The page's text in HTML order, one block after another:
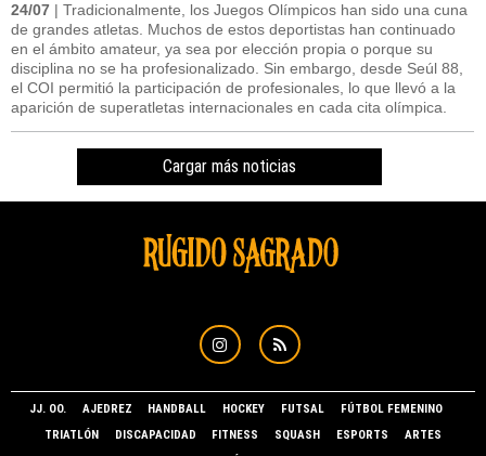
24/07 | Tradicionalmente, los Juegos Olímpicos han sido una cuna
de grandes atletas. Muchos de estos deportistas han continuado
en el ámbito amateur, ya sea por elección propia o porque su
disciplina no se ha profesionalizado. Sin embargo, desde Seúl 88,
el COI permitió la participación de profesionales, lo que llevó a la
aparición de superatletas internacionales en cada cita olímpica.
Cargar más noticias
JJ. OO. AJEDREZ HANDBALL HOCKEY FUTSAL
FÚTBOL FEMENINO
TRIATLÓN
DISCAPACIDAD FITNESS SQUASH ESPORTS
ARTES